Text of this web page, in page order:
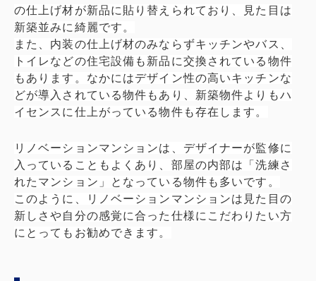
の仕上げ材が新品に貼り替えられており、見た目は
新築並みに綺麗です。
また、内装の仕上げ材のみならずキッチンやバス、
トイレなどの住宅設備も新品に交換されている物件
もあります。なかにはデザイン性の高いキッチンな
どが導入されている物件もあり、新築物件よりもハ
イセンスに仕上がっている物件も存在します。
リノベーションマンションは、デザイナーが監修に
入っていることもよくあり、部屋の内部は「洗練さ
れたマンション」となっている物件も多いです。
このように、リノベーションマンションは見た目の
新しさや自分の感覚に合った仕様にこだわりたい方
にとってもお勧めできます。